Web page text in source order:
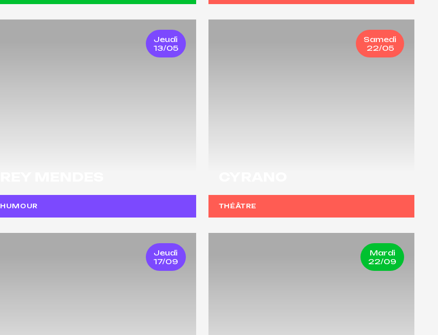
Jeudi
13/05
HUMOUR
Samedi
22/05
THÉÂTRE
Jeudi
17/09
Mardi
22/09